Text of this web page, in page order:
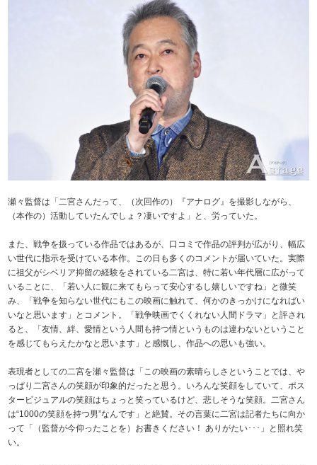
瀬々監督は「二宮さんだって、（次回作の）『アナログ』を撮影しながら、
（本作の）活動していたんでしょ？凄いですよ」と、労っていた。
また、戦争を扱っている作品ではあるが、口コミで作品の評判が広がり、幅広
い世代に指示を受けている本作。この日も多くのコメントが届いていた。実際
に祖父がシベリア抑留の経験をされている二宮は、特に若い年代層に広がって
いることに、「若い人に観に来てもらって安心するし嬉しいですね」と微笑
み、「戦争を知らない世代にもこの映画に触れて、何かのきっかけになればい
いなと思います」とコメント。「戦争映画でくくれない人間ドラマ」と評され
ると、「友情、絆、愛情という人間も持つ情というものは違わないということ
を感じてもらえたかなと思います」と感慨し、作品への思いも強い。
表現者としての二宮を瀬々監督は「この映画の素晴らしさということでは、や
っぱり二宮さんの笑顔が印象的だったと思う。いろんな笑顔をしていて、ポス
タービジュアルの笑顔はちょっと笑っているけど、悲しそうな笑顔。二宮さん
は“1000の笑顔を持つ男”なんです」と絶賛。その言葉に二宮は記者たちに向か
って「（監督が今仰ったことを）お書きください！ ありがたい･･･」と照れ笑
い。